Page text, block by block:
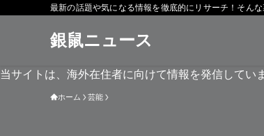
最新の話題や気になる情報を徹底的にリサーチ！そんな
銀鼠ニュース
当サイトは、海外在住者に向けて情報を発信してい
ホーム 芸能